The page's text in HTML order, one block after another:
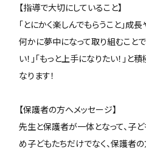
【指導で大切にしていること】
「とにかく楽しんでもらうこと」成
何かに夢中になって取り組むこと
い！」「もっと上手になりたい！」
なります！
【保護者の方へメッセージ】
先生と保護者が一体となって、子
め子どもたちだけでなく、保護者